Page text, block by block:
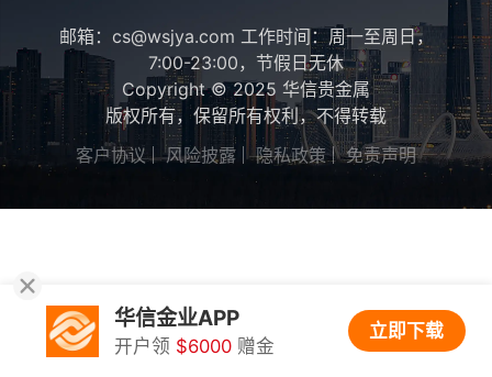
邮箱：cs@wsjya.com 工作时间：周一至周日，
7:00-23:00，节假日无休
Copyright © 2025 华信贵金属
版权所有，保留所有权利，不得转载
客户协议
风险披露 隐私政策 免责声明
华信金业APP
开户领 $6000 赠金
立即下载